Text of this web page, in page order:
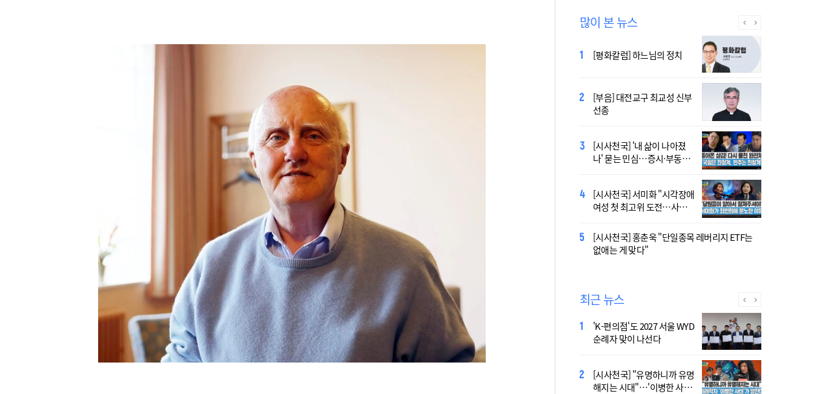
많이 본 뉴스
[평화칼럼] 하느님의 정치
[부음] 대전교구 최교성 신부
선종
[시사천국] '내 삶이 나아졌
나' 묻는 민심…증시·부동산
[시사천국] 서미화 "시각장애
여성 첫 최고위 도전…사회
[시사천국] 홍춘욱 "단일종목 레버리지 ETF는
없애는 게 맞다"
2027 서울 WYD 공식 주제가
오늘 공개…한국인 곡 선정
2027 서울 세계청년대회 주
제가 공개…희망의 선율 울
대전신학교 유학 사제, 중국
최연소 주교 됐다
433곡 뚫은 한국 청년의 노
래…2027 서울 WYD 공식 주
[시사천국] 서범수 '돌려차기'
발언 파장…"사석에서도 안
최근 뉴스
'K-편의점'도 2027 서울 WYD
순례자 맞이 나선다
[시사천국] "유명하니까 유명
해지는 시대"…'이병한 사
폭염 '뉴 노멀' 시대..."한 단계
높은 수준의 폭염"
[사제인사] 안동교구, 10일
부